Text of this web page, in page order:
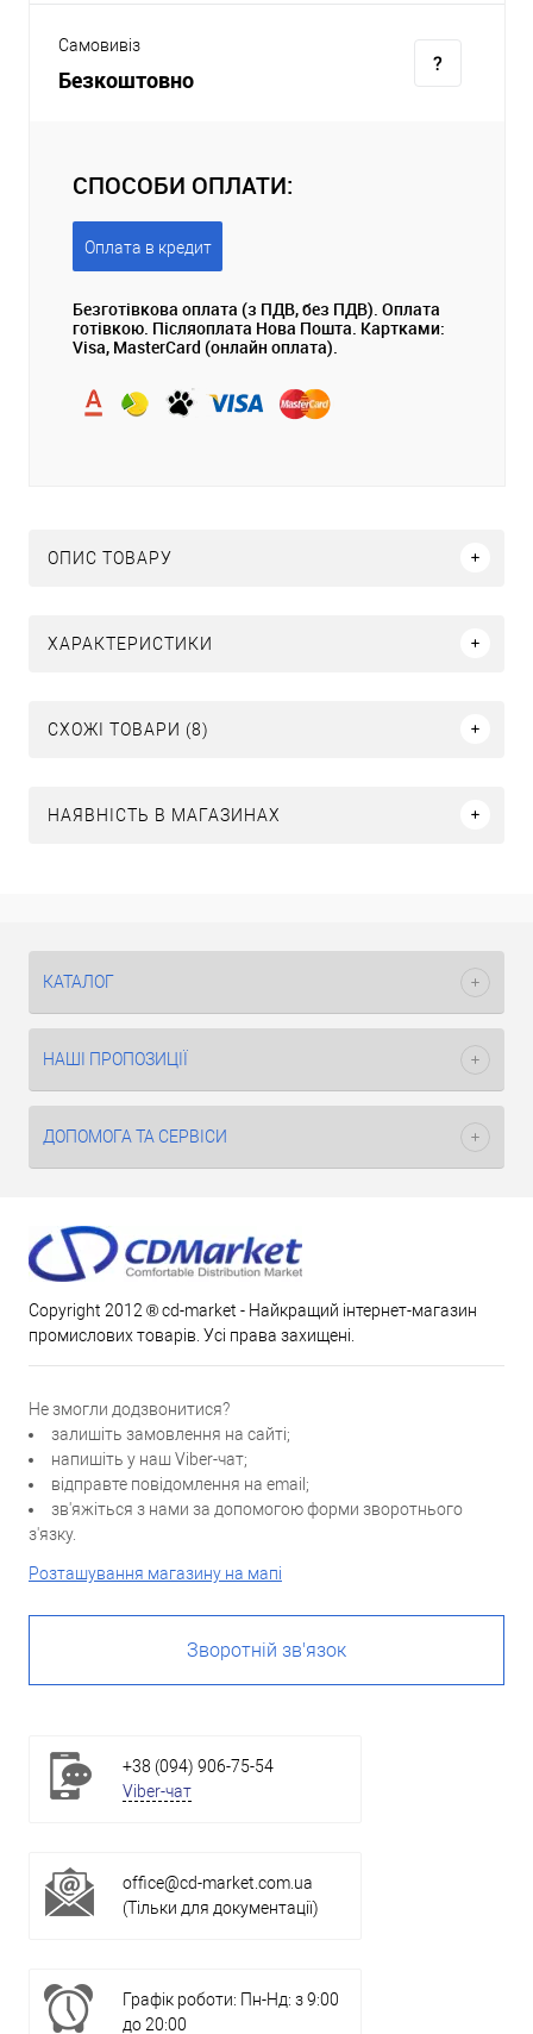
Самовивіз
Безкоштовно
СПОСОБИ ОПЛАТИ:
Оплата в кредит
Безготівкова оплата (з ПДВ, без ПДВ). Оплата
готівкою. Післяоплата Нова Пошта. Картками:
Visa, MasterCard (онлайн оплата).
ОПИС ТОВАРУ
ХАРАКТЕРИСТИКИ
СХОЖІ ТОВАРИ (8)
НАЯВНІСТЬ В МАГАЗИНАХ
КАТАЛОГ
НАШІ ПРОПОЗИЦІЇ
ДОПОМОГА ТА СЕРВІСИ
Copyright 2012 ® cd-market - Найкращий інтернет-магазин
промислових товарів. Усі права захищені.
Не змогли додзвонитися?
залишіть замовлення на сайті;
напишіть у наш Viber-чат;
відправте повідомлення на email;
зв'яжіться з нами за допомогою форми зворотнього
з'язку.
Розташування магазину на мапі
Зворотній зв'язок
+38 (094) 906-75-54
Viber-чат
office@cd-market.com.ua
(Тільки для документації)
Графік роботи: Пн-Нд: з 9:00
до 20:00